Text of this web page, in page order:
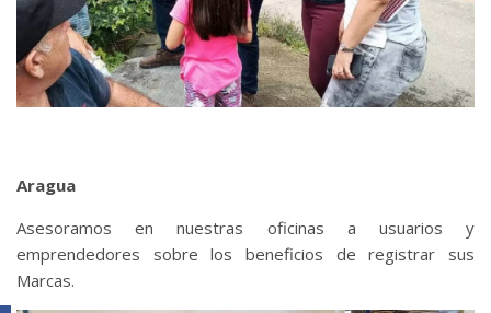
Aragua
Asesoramos en nuestras oficinas a usuarios y
emprendedores sobre los beneficios de registrar sus
Marcas.